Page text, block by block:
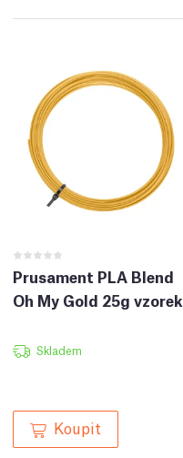
Prusament PLA Blend
Oh My Gold 25g vzorek
Skladem
Koupit